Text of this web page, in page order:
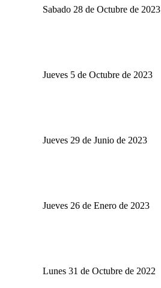
Sabado 28 de Octubre de 2023
Jueves 5 de Octubre de 2023
Jueves 29 de Junio de 2023
Jueves 26 de Enero de 2023
Lunes 31 de Octubre de 2022